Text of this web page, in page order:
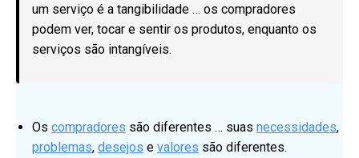
um serviço é a tangibilidade … os compradores
podem ver, tocar e sentir os produtos, enquanto os
serviços são intangíveis.
Os compradores são diferentes … suas necessidades,
problemas, desejos e valores são diferentes.